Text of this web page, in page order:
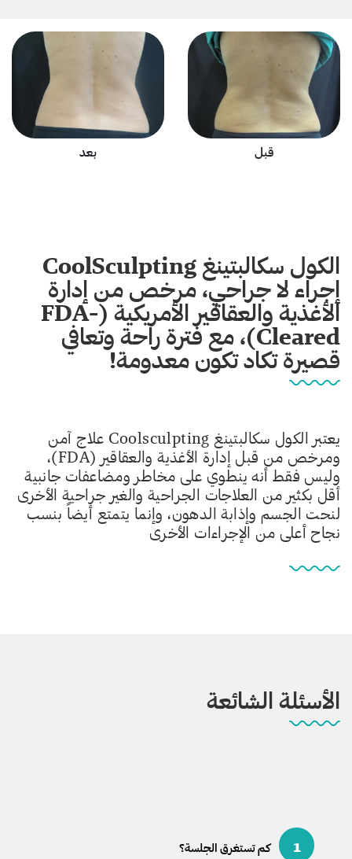
قبل بعد
الكول سكالبتينغ CoolSculpting
إجراء لا جراحي، مرخص من إدارة
الأغذية والعقاقير الأمريكية (FDA-
Cleared)، مع فترة راحة وتعافي
قصيرة تكاد تكون معدومة!
يعتبر الكول سكالبتينغ Coolsculpting علاج آمن
ومرخص من قبل إدارة الأغذية والعقاقير (FDA)،
وليس فقط أنه ينطوي على مخاطر ومضاعفات جانبية
أقل بكثير من العلاجات الجراحية والغير جراحية الأخرى
لنحت الجسم وإذابة الدهون، وإنما يتمتع أيضاً بنسب
نجاح أعلى من الإجراءات الأخرى
الأسئلة الشائعة
1 كم تستغرق الجلسة؟